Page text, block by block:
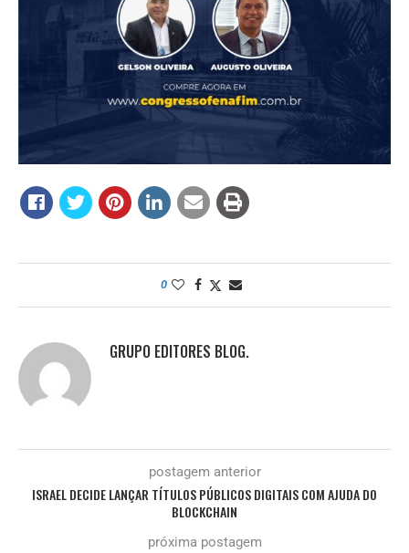
0
GRUPO EDITORES BLOG.
postagem anterior
ISRAEL DECIDE LANÇAR TÍTULOS PÚBLICOS DIGITAIS COM AJUDA DO
BLOCKCHAIN
próxima postagem